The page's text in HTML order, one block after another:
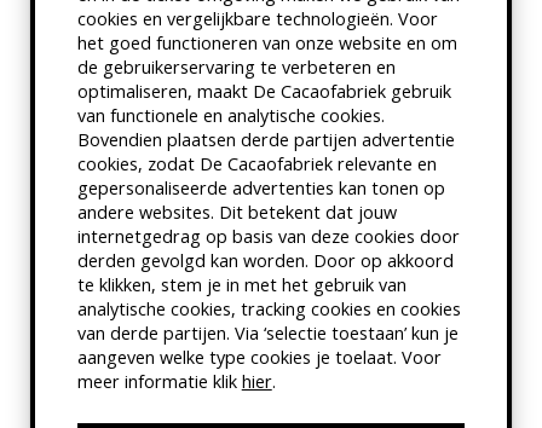
cookies en vergelijkbare technologieën. Voor
het goed functioneren van onze website en om
de gebruikerservaring te verbeteren en
optimaliseren, maakt De Cacaofabriek gebruik
van functionele en analytische cookies.
Bovendien plaatsen derde partijen advertentie
cookies, zodat De Cacaofabriek relevante en
gepersonaliseerde advertenties kan tonen op
andere websites. Dit betekent dat jouw
internetgedrag op basis van deze cookies door
derden gevolgd kan worden. Door op akkoord
te klikken, stem je in met het gebruik van
analytische cookies, tracking cookies en cookies
van derde partijen. Via ‘selectie toestaan’ kun je
aangeven welke type cookies je toelaat. Voor
meer informatie klik hier.
Za 18 apr t/m di 5 mei:
KinderFIlmFestival in De
Cacaofabriek!
woensdag 01 april 2026
FILM